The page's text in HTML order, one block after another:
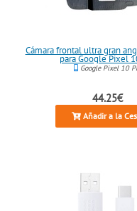
Cámara frontal ultra gran
para Google Pixel
Google Pixel 10
44.25€
Añadir a la